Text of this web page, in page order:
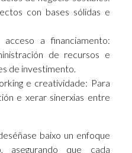
con bases sólidas e
a financiamento:
de recursos e
de investimento.
e creatividade: Para
e xerar sinerxias entre
baixo un enfoque
asegurando que cada